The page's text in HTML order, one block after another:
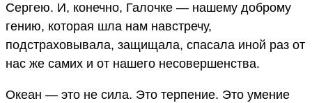
Сергею. И, конечно, Галочке — нашему доброму
гению, которая шла нам навстречу,
подстраховывала, защищала, спасала иной раз от
нас же самих и от нашего несовершенства.
Океан — это не сила. Это терпение. Это умение